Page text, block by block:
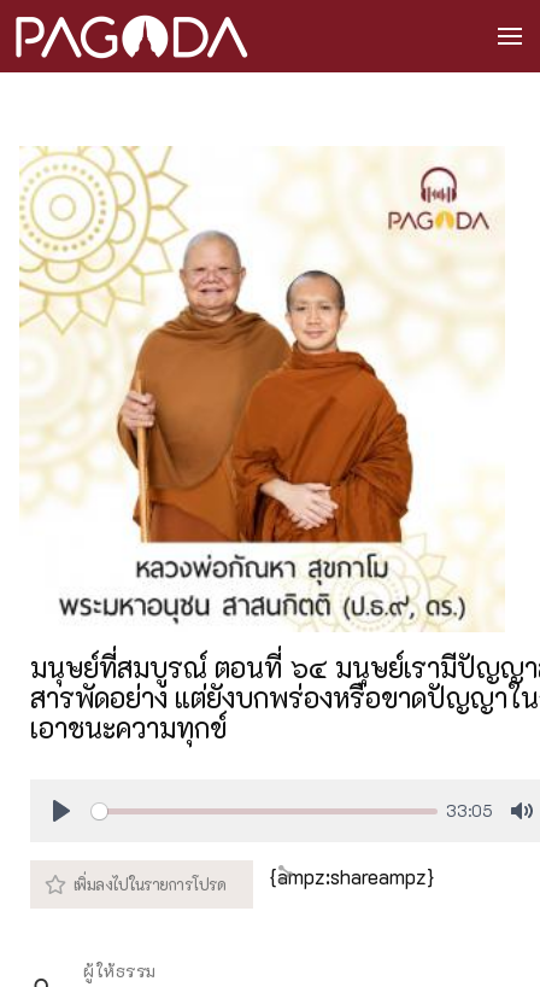
มนุษย์ที่สมบูรณ์ ตอนที่ ๖๔ มนุษย์เรามีปัญญา
สารพัดอย่าง แต่ยังบกพร่องหรือขาดปัญญาใ
เอาชนะความทุกข์
33:05
{ampz:shareampz}
ผู้ให้ธรรม